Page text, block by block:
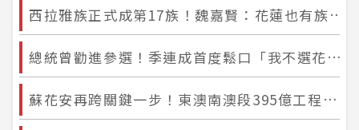
西拉雅族正式成第17族！魏嘉賢：花蓮也有族人 盼文化保存不再被忽視
總統曾勸進參選！季連成首度鬆口「我不選花蓮縣長」 盼下一任首長要懂防災救災
蘇花安再跨關鍵一步！東澳南澳段395億工程過審 拚121年打造安全回家路